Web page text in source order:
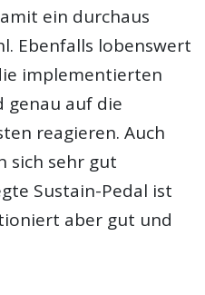
ein durchaus
Ebenfalls lobenswert
implementierten
genau auf die
reagieren. Auch
sich sehr gut
Sustain-Pedal ist
aber gut und